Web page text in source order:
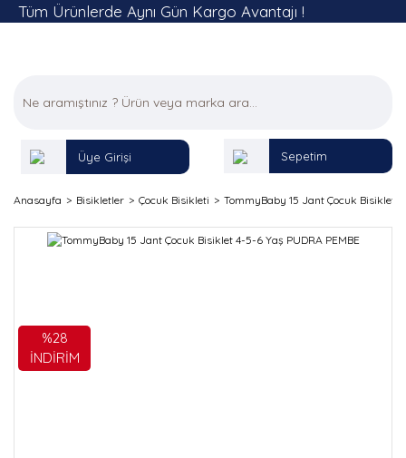
Tüm Ürünlerde Aynı Gün Kargo Avantajı !
Üye Girişi Sepetim
Anasayfa Bisikletler Çocuk Bisikleti TommyBaby 15 Jant Çocuk Bisiklet
%28
İNDİRİM